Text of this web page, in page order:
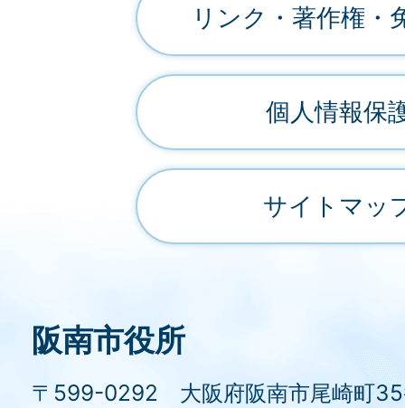
リンク・著作権・
個人情報保
サイトマッ
阪南市役所
〒599-0292 大阪府阪南市尾崎町35